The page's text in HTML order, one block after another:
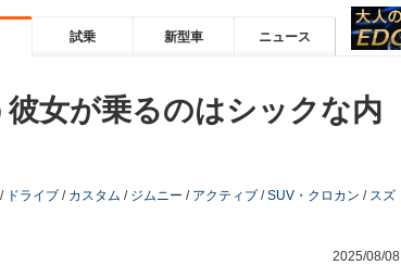
試乗 新型車 ニュース
彼女が乗るのはシックな内
/ ドライブ / カスタム / ジムニー / アクティブ /SUV・クロカン / スズ
2025/08/08